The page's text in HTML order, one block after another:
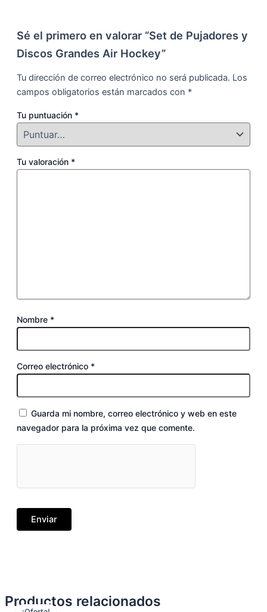
Sé el primero en valorar “Set de Pujadores y
Discos Grandes Air Hockey”
Tu dirección de correo electrónico no será publicada. Los
campos obligatorios están marcados con *
Tu puntuación *
Tu valoración *
Nombre *
Correo electrónico *
Guarda mi nombre, correo electrónico y web en este
navegador para la próxima vez que comente.
Productos relacionados
Rango
Rango
Este